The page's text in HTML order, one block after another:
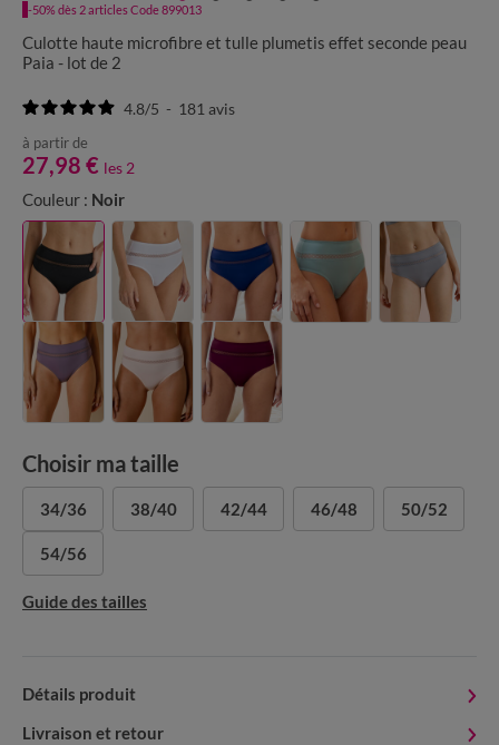
-50% dès 2 articles Code 899013
Culotte haute microfibre et tulle plumetis effet seconde peau
Paia - lot de 2
4.8/5 - 181 avis
à partir de
27,98 € les 2
Couleur : Noir
Choisir ma taille
34/36 38/40 42/44 46/48 50/52
54/56
Guide des tailles
Détails produit
Livraison et retour